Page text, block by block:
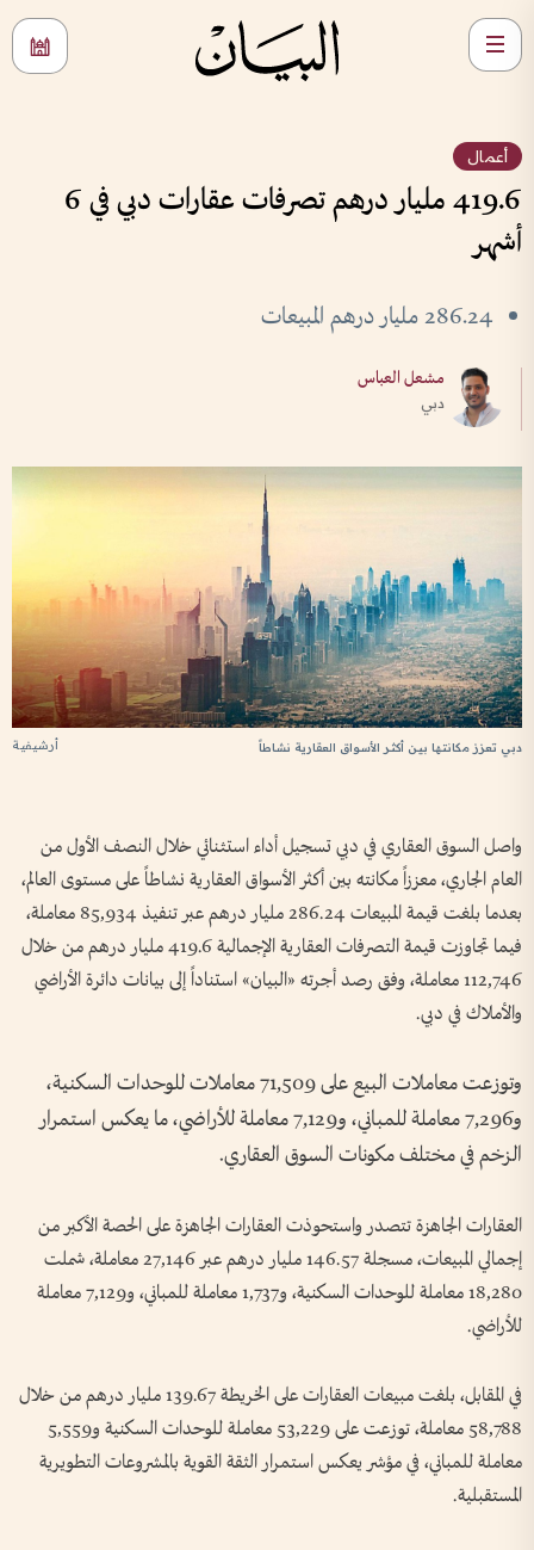
أعمال
419.6 مليار درهم تصرفات عقارات دبي في 6
أشهر
286.24 مليار درهم المبيعات
مشعل العباس
دبي
أرشيفية دبي تعزز مكانتها بين أكثر الأسواق العقارية نشاطاً
واصل السوق العقاري في دبي تسجيل أداء استثنائي خلال النصف الأول من
العام الجاري، معززاً مكانته بين أكثر الأسواق العقارية نشاطاً على مستوى العالم،
بعدما بلغت قيمة المبيعات 286.24 مليار درهم عبر تنفيذ 85,934 معاملة،
فيما تجاوزت قيمة التصرفات العقارية الإجمالية 419.6 مليار درهم من خلال
112,746 معاملة، وفق رصد أجرته «البيان» استناداً إلى بيانات دائرة الأراضي
والأملاك في دبي.
وتوزعت معاملات البيع على 71,509 معاملات للوحدات السكنية،
و7,296 معاملة للمباني، و7,129 معاملة للأراضي، ما يعكس استمرار
الزخم في مختلف مكونات السوق العقاري.
العقارات الجاهزة تتصدر واستحوذت العقارات الجاهزة على الحصة الأكبر من
إجمالي المبيعات، مسجلة 146.57 مليار درهم عبر 27,146 معاملة، شملت
18,280 معاملة للوحدات السكنية، و1,737 معاملة للمباني، و7,129 معاملة
للأراضي.
في المقابل، بلغت مبيعات العقارات على الخريطة 139.67 مليار درهم من خلال
58,788 معاملة، توزعت على 53,229 معاملة للوحدات السكنية و5,559
معاملة للمباني، في مؤشر يعكس استمرار الثقة القوية بالمشروعات التطويرية
المستقبلية.